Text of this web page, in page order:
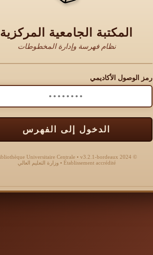
المكتبة الجامعية المركزية
نظام فهرسة وإدارة المخطوطات
رمز الوصول الأكاديمي
الدخول إلى الفهرس
© 2024 Bibliothèque Universitaire Centrale • v3.2.1-bordeaux
Établissement accrédité • وزارة التعليم العالي